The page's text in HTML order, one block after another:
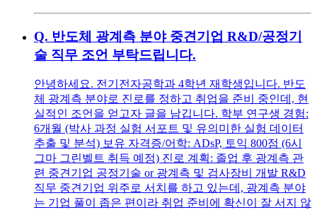
Q. 반도체 광계측 분야 중견기업 R&D/공정기
술 직무 조언 부탁드립니다.
안녕하세요. 전기전자공학과 4학년 재학생입니다. 반도
체 광계측 분야로 진로를 정하고 취업을 준비 중인데, 현
실적인 조언을 얻고자 글을 남깁니다. 학부 연구생 경험:
6개월 (박사 과정 실험 서포트 및 유의미한 실험 데이터
추출 및 분석) 보유 자격증/어학: ADsP, 토익 800점 (6시
그마 그린벨트 취득 예정) 진로 계획: 졸업 후 광계측 관
련 중견기업 공정기술 or 광계측 및 검사장비 개발 R&D
직무 중견기업 위주로 서치를 하고 있는데, 광계측 분야
는 기업 풀이 좁은 편이라 취업 준비에 확신이 잘 서지 않